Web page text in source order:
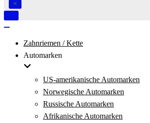
Navigation
Zahnriemen / Kette
Automarken
US-amerikanische Automarken
Norwegische Automarken
Russische Automarken
Afrikanische Automarken